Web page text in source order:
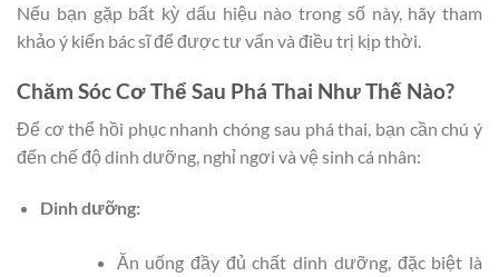
Nếu bạn gặp bất kỳ dấu hiệu nào trong số này, hãy tham
khảo ý kiến bác sĩ để được tư vấn và điều trị kịp thời.
Chăm Sóc Cơ Thể Sau Phá Thai Như Thế Nào?
Để cơ thể hồi phục nhanh chóng sau phá thai, bạn cần chú ý
đến chế độ dinh dưỡng, nghỉ ngơi và vệ sinh cá nhân:
Dinh dưỡng:
Ăn uống đầy đủ chất dinh dưỡng, đặc biệt là